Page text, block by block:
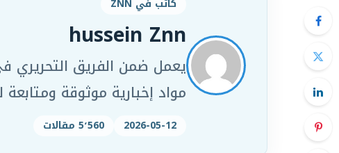
كاتب في ZNN
hussein Znn
مواد إخبارية موثوقة
2026-05-12 5٬560 مقالات